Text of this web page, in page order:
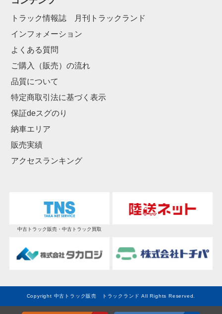
トラック情報誌 月刊トラックランド
インフォメーション
よくある質問
ご購入（販売）の流れ
品質について
特定商取引法に基づく表示
保証deスグのり
納車エリア
販売実績
アクセスランキング
中古トラック販売・中古トラック買取
Copyright 中古トラック販売 トラックランド All Rights Reserved.